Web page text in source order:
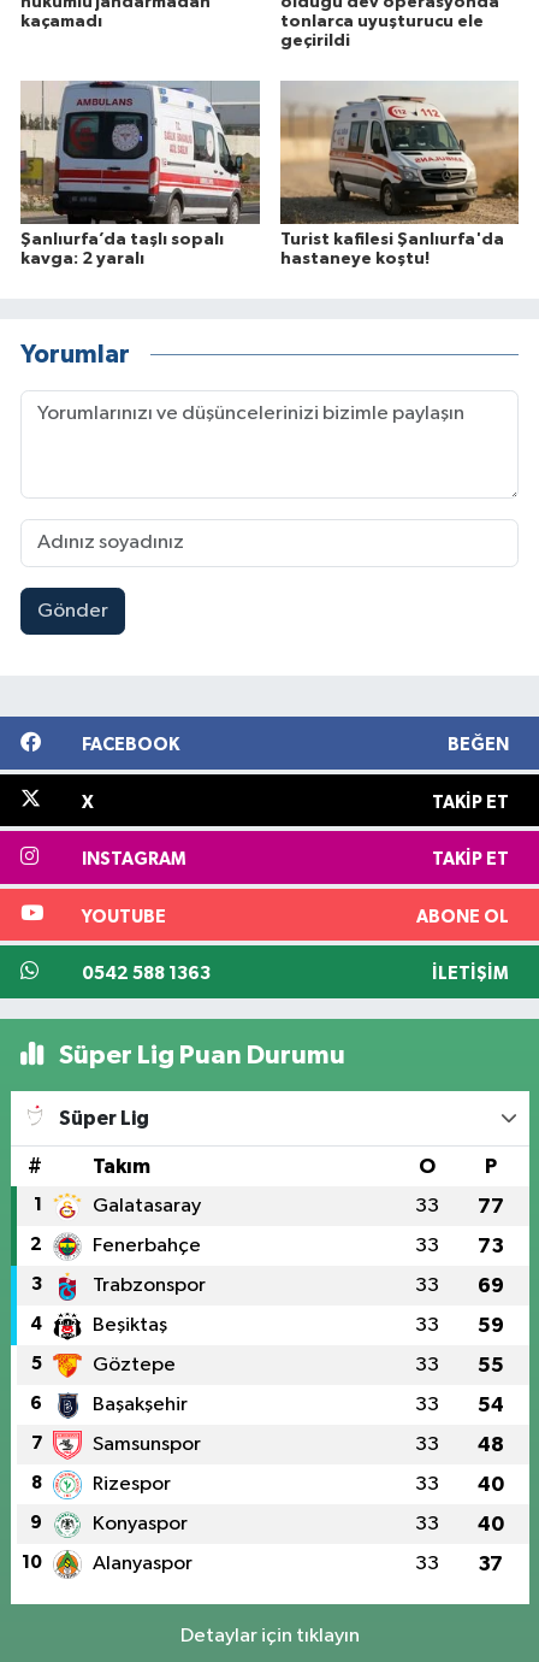
kaçamadı
tonlarca uyuşturucu ele
geçirildi
Şanlıurfa’da taşlı sopalı
kavga: 2 yaralı
Turist kafilesi Şanlıurfa'da
hastaneye koştu!
Yorumlar
Gönder
FACEBOOK BEĞEN
X TAKIP ET
INSTAGRAM TAKIP ET
YOUTUBE ABONE OL
0542 588 1363 İLETIŞIM
Süper Lig Puan Durumu
Süper Lig
# Takım O P
1 Galatasaray 33 77
2 Fenerbahçe 33 73
3 Trabzonspor 33 69
4 Beşiktaş 33 59
5 Göztepe 33 55
6 Başakşehir 33 54
7 Samsunspor 33 48
8 Rizespor 33 40
9 Konyaspor 33 40
10 Alanyaspor 33 37
Detaylar için tıklayın